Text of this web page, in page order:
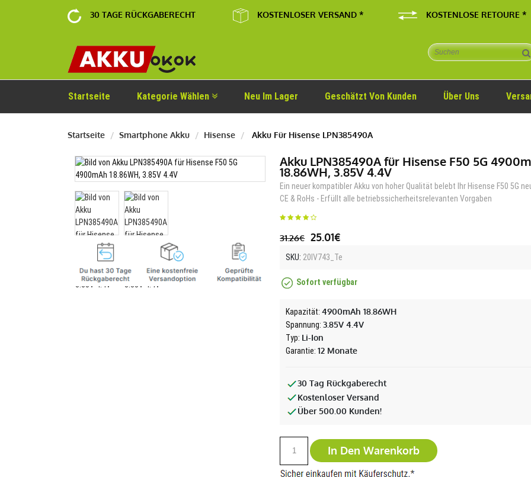
30 TAGE RÜCKGABERECHT KOSTENLOSER VERSAND * KOSTENLOSE RETOURE *
Startseite Kategorie Wählen Neu Im Lager Geschätzt Von Kunden Über Uns
Startseite Smartphone Akku Hisense Akku Für Hisense LPN385490A
Akku LPN385490A für Hisense F50 5G
18.86WH, 3.85V 4.4V
Ein neuer kompatibler Akku von hoher Qualität belebt Ihr Hisense F50 5G
CE & RoHs - Erfüllt alle betriebssicherheitsrelevanten Vorgaben
31.26€ 25.01€
SKU: 20IV743_Te
Sofort verfügbar
Kapazität:4900mAh 18.86WH
Spannung:3.85V 4.4V
Typ: Li-Ion
Garantie:12 Monate
30 Tag Rückgaberecht
Kostenloser Versand
Über 500.00 Kunden!
In Den Warenkorb